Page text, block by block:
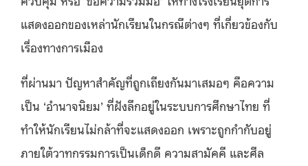
แสดงออกของเหล่านักเรียนในกรณีต่างๆ ที่เกี่ยวข้องกับ
เรื่องทางการเมือง
ที่ผ่านมา ปัญหาสำคัญที่ถูกเถียงกันมาเสมอๆ คือความ
เป็น ‘อำนาจนิยม’ ที่ฝังลึกอยู่ในระบบการศึกษาไทย ที่
ทำให้นักเรียนไม่กล้าที่จะแสดงออก เพราะถูกกำกับอยู่
ภายใต้วาทกรรมการเป็นเด็กดี ความสามัคคี และศีล